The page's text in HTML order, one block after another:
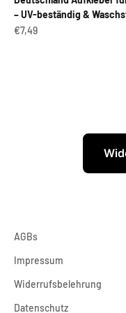
– UV-beständig &
Angebot
€7,49
AGBs
Impressum
Widerrufsbelehrung
Datenschutz